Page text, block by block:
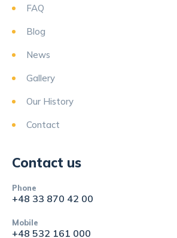
FAQ
Blog
News
Gallery
Our History
Contact
Contact us
Phone
+48 33 870 42 00
Mobile
+48 532 161 000